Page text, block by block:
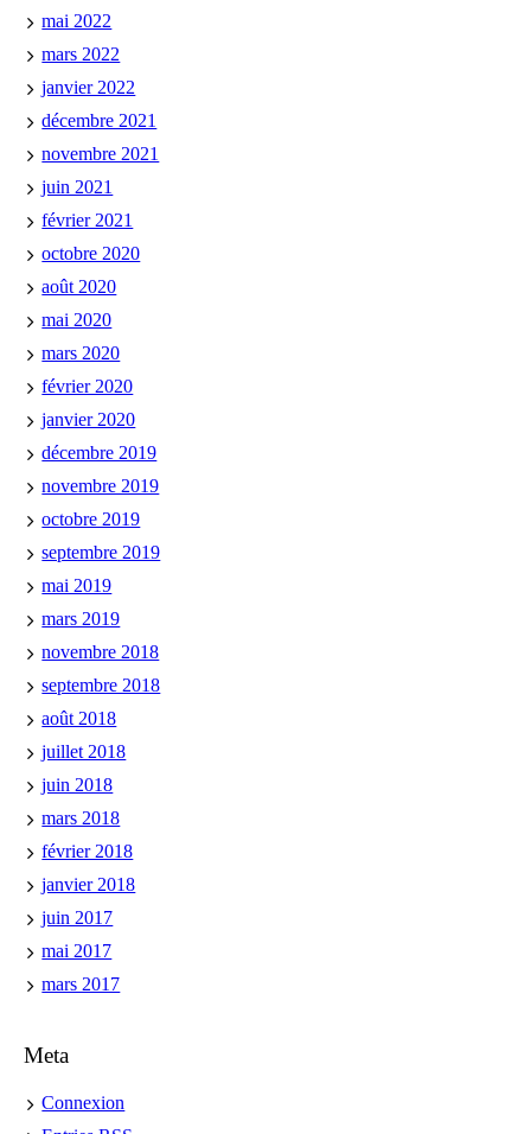
mai 2022
mars 2022
janvier 2022
décembre 2021
novembre 2021
juin 2021
février 2021
octobre 2020
août 2020
mai 2020
mars 2020
février 2020
janvier 2020
décembre 2019
novembre 2019
octobre 2019
septembre 2019
mai 2019
mars 2019
novembre 2018
septembre 2018
août 2018
juillet 2018
juin 2018
mars 2018
février 2018
janvier 2018
juin 2017
mai 2017
mars 2017
Meta
Connexion